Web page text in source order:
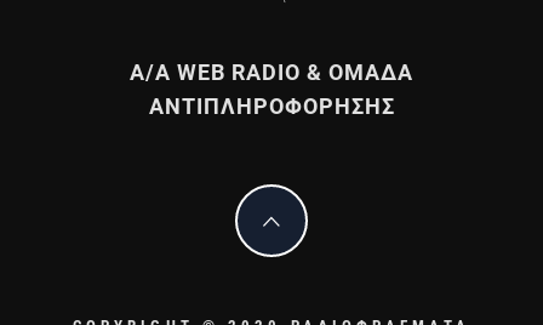
Α/Α WEB RADIO & ΟΜΑΔΑ
ΑΝΤΙΠΛΗΡΟΦΟΡΗΣΗΣ